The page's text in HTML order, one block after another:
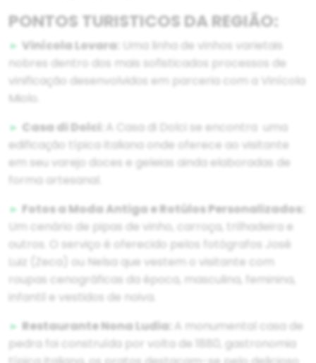
PONTOS TURISTICOS DA REGIÃO:
► Vinícola Lovara:
Uma linha de vinhos varietais
nobres dentro dos mais sofisticados processos de
vinificação desenvolvidos em parceria com a Vinícola
Miolo.
► Casa di Dolci: A Casa di Dolci se encontra uma
edificação típica italiana onde oferece ao visitante
em seu varejo doces e geleias ainda elaboradas de
forma artesanal.
► Fotos a Moda Antiga e Rotúlos Personalizados:
Um cenário de pipas de vinho, carroça, trilhadeira e
outros. O serviço é oferecido pelos fotógrafos José
Luiz (Zeca) ou Nelsa que vestem o visitante com
roupas cenográficas da época, masculina, feminina,
infantil e vestidos de noiva.
► Restaurante Nona Ludia: A monumental casa de
pedra foi construída por volta de 1880, gastronomia